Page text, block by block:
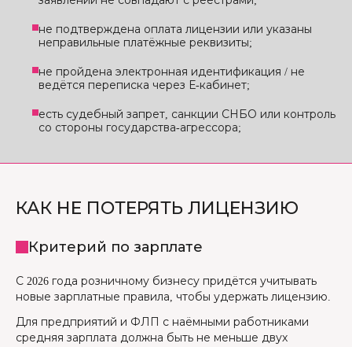
не подтверждена оплата лицензии или указаны
неправильные платёжные реквизиты;
не пройдена электронная идентификация / не
ведётся переписка через Е-кабинет;
есть судебный запрет, санкции СНБО или контроль
со стороны государства-агрессора;
КАК НЕ ПОТЕРЯТЬ ЛИЦЕНЗИЮ
Критерий по зарплате
С 2026 года розничному бизнесу придётся учитывать
новые зарплатные правила, чтобы удержать лицензию.
Для предприятий и ФЛП с наёмными работниками
средняя зарплата должна быть не меньше двух